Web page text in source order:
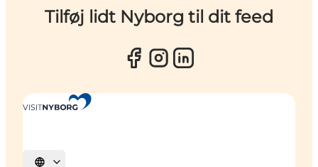
Tilføj lidt Nyborg til dit feed